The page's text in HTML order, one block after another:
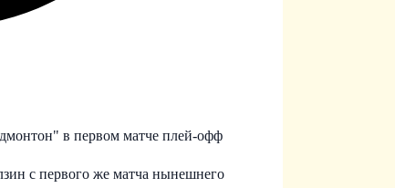
в первом матче плей-офф
с первого же матча нынешнего